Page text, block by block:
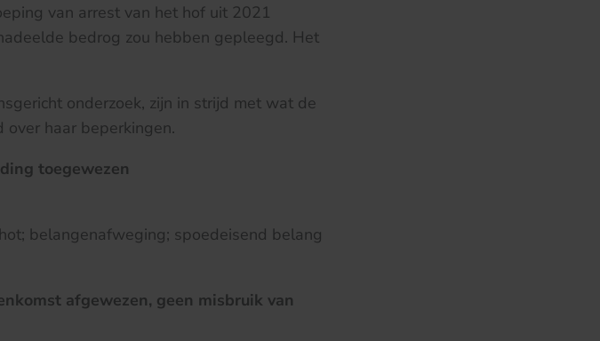
van arrest van het hof uit 2021
bedrog zou hebben gepleegd. Het
onderzoek, zijn in strijd met wat de
haar beperkingen.
toegewezen
belangenafweging; spoedeisend belang
afgewezen, geen misbruik van